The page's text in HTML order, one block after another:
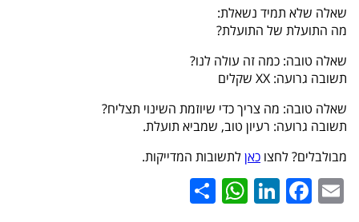
שאלה שלא תמיד נשאלת:
מה התועלת של התועלת?
שאלה טובה: כמה זה עולה לנו?
תשובה גרועה: XX שקלים
שאלה טובה: מה צריך כדי שיוזמת השינוי תצליח?
תשובה גרועה: רעיון טוב, שמביא תועלת.
מבולבלים? לחצו כאןלתשובות המדייקות.
Email
Facebook
LinkedIn
WhatsApp